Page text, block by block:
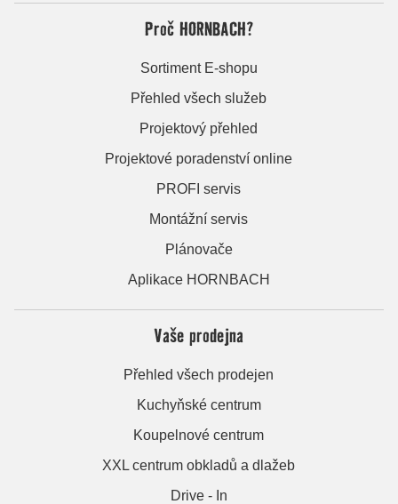
Proč HORNBACH?
Sortiment E-shopu
Přehled všech služeb
Projektový přehled
Projektové poradenství online
PROFI servis
Montážní servis
Plánovače
Aplikace HORNBACH
Vaše prodejna
Přehled všech prodejen
Kuchyňské centrum
Koupelnové centrum
XXL centrum obkladů a dlažeb
Drive - In